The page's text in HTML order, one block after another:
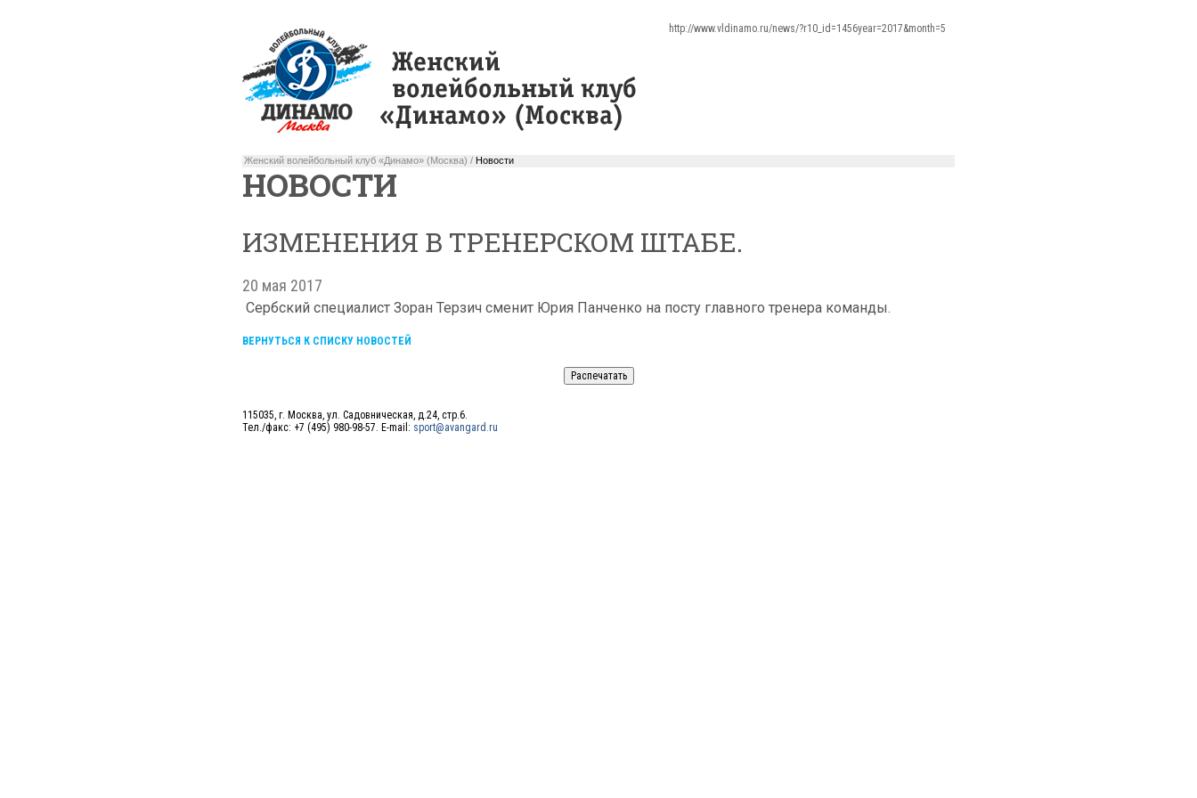
http://www.vldinamo.ru/news/?r10_id=1456year=2017&month=5
Женский волейбольный клуб «Динамо» (Москва) / Новости
НОВОСТИ
ИЗМЕНЕНИЯ В ТРЕНЕРСКОМ ШТАБЕ.
20 мая 2017
Сербский специалист Зоран Терзич сменит Юрия Панченко на посту главного тренера команды.
ВЕРНУТЬСЯ К СПИСКУ НОВОСТЕЙ
115035, г. Москва, ул. Садовническая, д.24, стр.6.
Тел./факс: +7 (495) 980-98-57. E-mail: sport@avangard.ru